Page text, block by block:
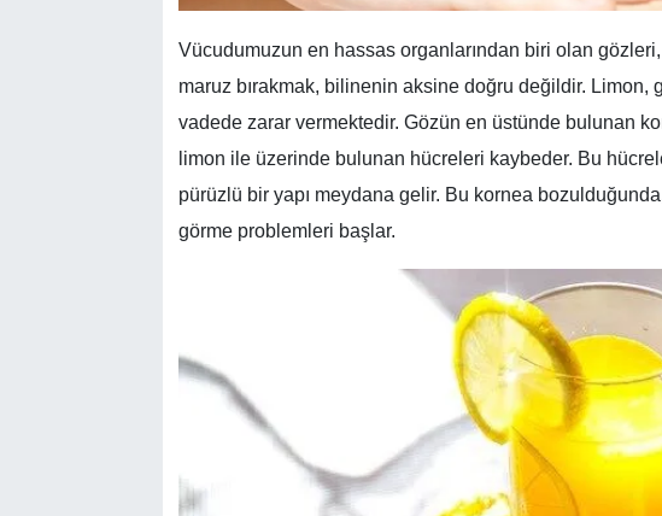
Vücudumuzun en hassas organlarından biri olan gözleri,
maruz bırakmak, bilinenin aksine doğru değildir. Limon,
vadede zarar vermektedir. Gözün en üstünde bulunan
limon ile üzerinde bulunan hücreleri kaybeder. Bu
pürüzlü bir yapı meydana gelir. Bu kornea
görme problemleri başlar.